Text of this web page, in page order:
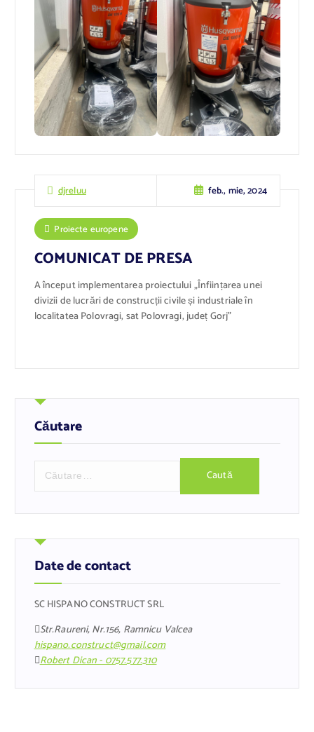
djreluu feb., mie, 2024
Proiecte europene
COMUNICAT DE PRESA
A început implementarea proiectului „Înființarea unei
divizii de lucrări de construcții civile și industriale în
localitatea Polovragi, sat Polovragi, județ Gorj”
Căutare
t
d
u
p
:
Date de contact
SC HISPANO CONSTRUCT SRL
Str.Raureni, Nr.156, Ramnicu Valcea
hispano.construct@gmail.com
Robert Dican - 0757.577.310